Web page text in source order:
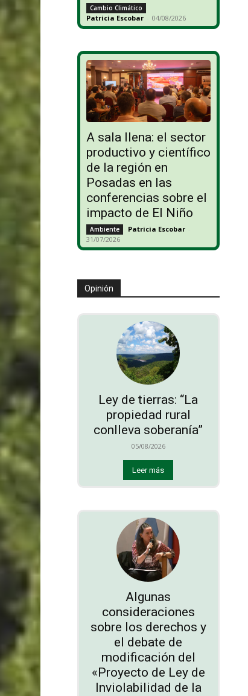
Cambio Climático
Patricia Escobar - 04/08/2026
A sala llena: el sector
productivo y científico
de la región en
Posadas en las
conferencias sobre el
impacto de El Niño
Ambiente Patricia Escobar -
31/07/2026
Opinión
Ley de tierras: “La
propiedad rural
conlleva soberanía”
05/08/2026
Leer más
Algunas
consideraciones
sobre los derechos y
el debate de
modificación del
«Proyecto de Ley de
Inviolabilidad de la